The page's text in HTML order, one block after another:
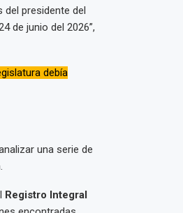
presidente del
de junio del 2026”,
debía
una serie de
Registro Integral